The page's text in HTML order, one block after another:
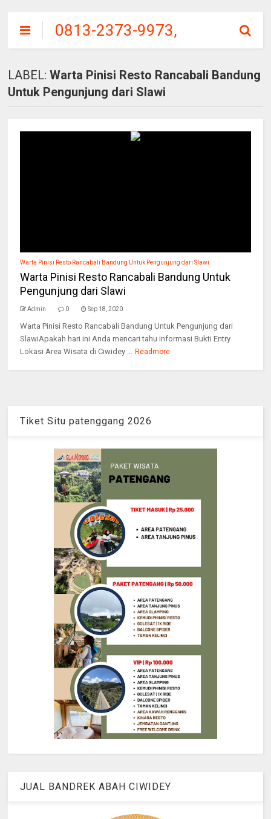
0813-2373-9973,
SITU
PATENGGANG
CIWIDEY, HARGA
TIKET MASUK
LABEL:Warta Pinisi Resto Rancabali Bandung
Untuk Pengunjung dari Slawi
Warta Pinisi Resto Rancabali Bandung Untuk Pengunjung dari Slawi
Warta Pinisi Resto Rancabali Bandung Untuk
Pengunjung dari Slawi
Admin 0 Sep 18, 2020
Warta Pinisi Resto Rancabali Bandung Untuk Pengunjung dari
SlawiApakah hari ini Anda mencari tahu informasi Bukti Entry
Lokasi Area Wisata di Ciwidey ... Readmore
Tiket Situ patenggang 2026
JUAL BANDREK ABAH CIWIDEY